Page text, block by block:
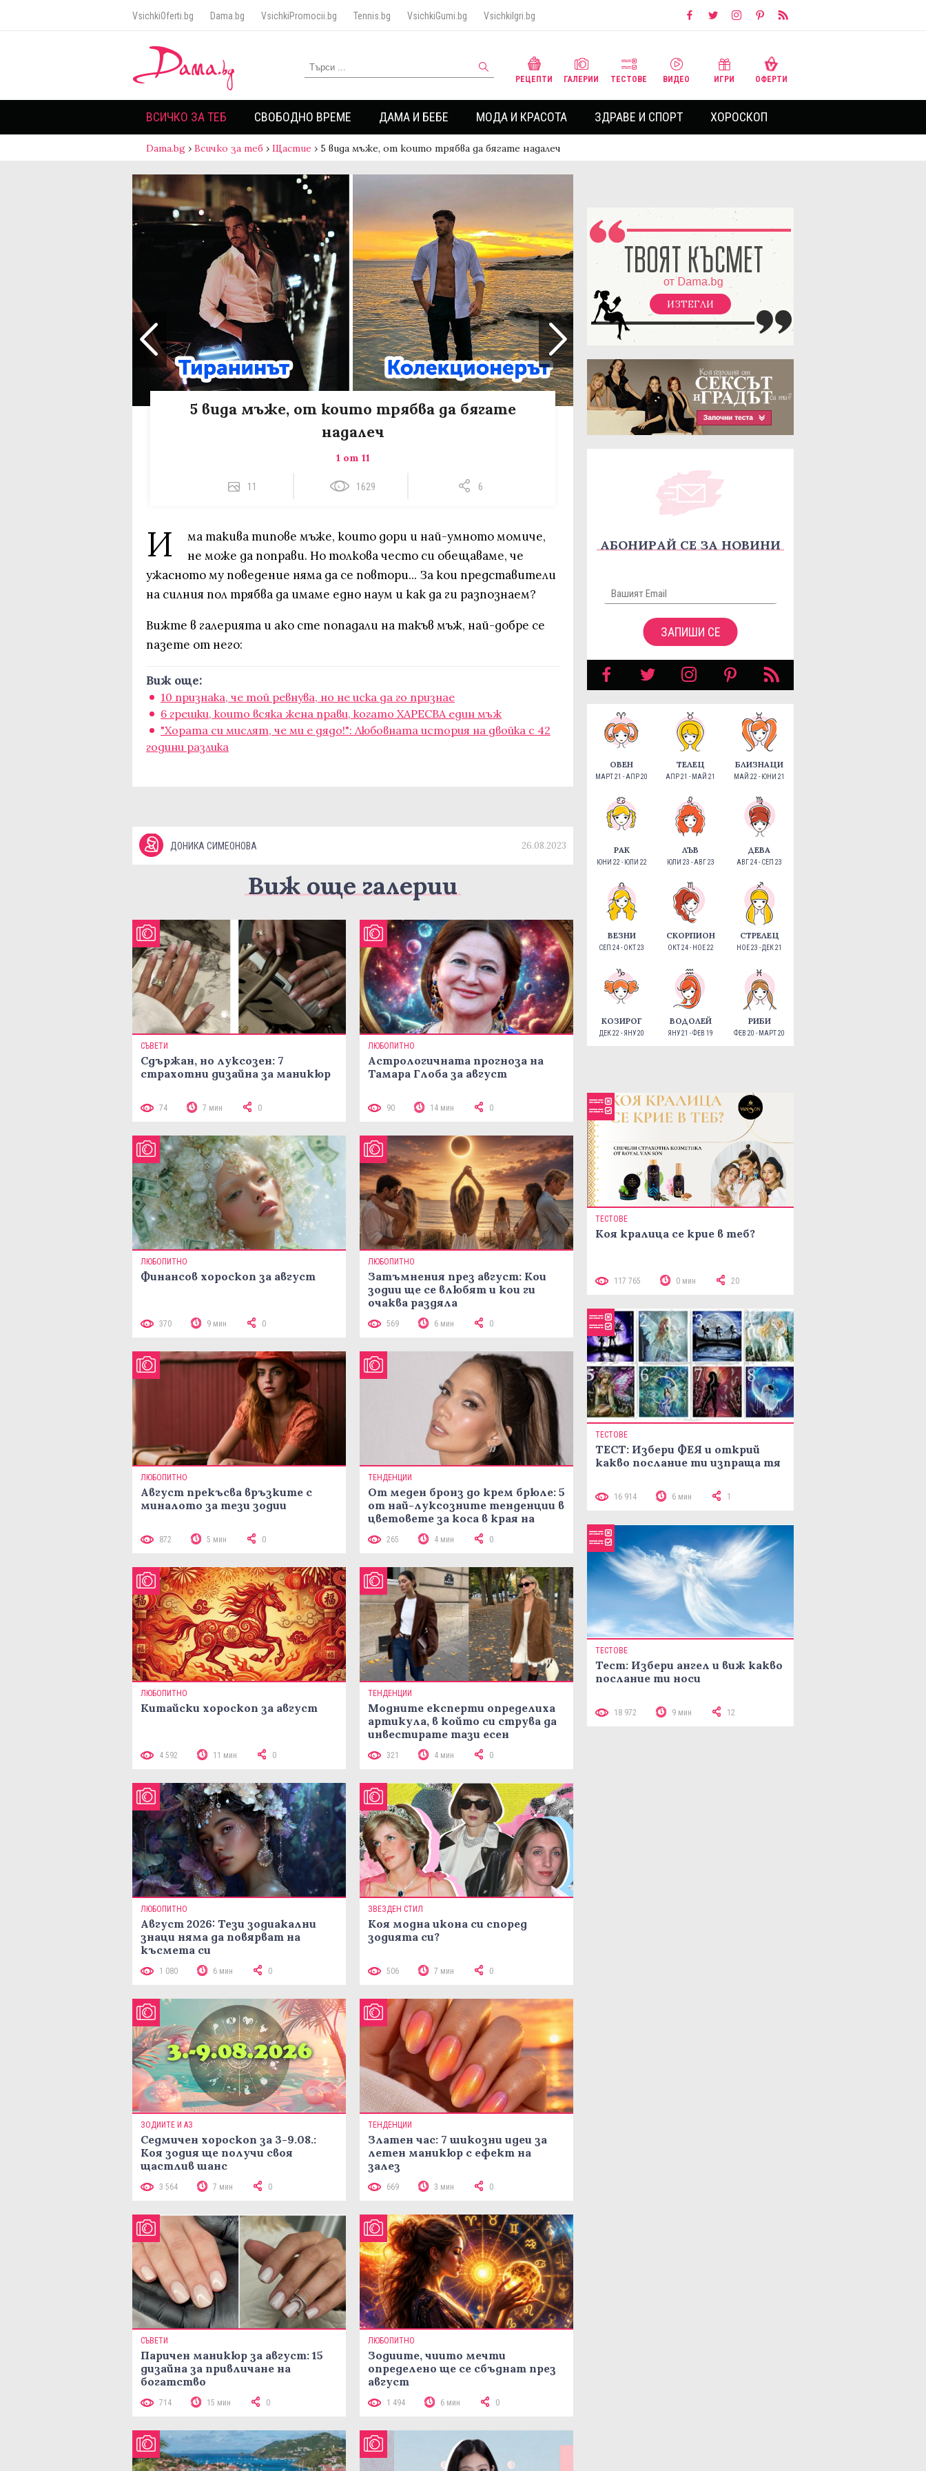
VsichkiOferti.bg Dama.bg VsichkiPromocii.bg Tennis.bg VsichkiGumi.bg VsichkiIgri.bg
РЕЦЕПТИ ГАЛЕРИИ ТЕСТОВЕ ВИДЕО ИГРИ ОФЕРТИ
ВСИЧКО ЗА ТЕБ СВОБОДНО ВРЕМЕ ДАМА И БЕБЕ МОДА И КРАСОТА ЗДРАВЕ И СПОРТ ХОРОСКОП
Dama.bg › Всичко за теб › Щастие › 5 вида мъже, от които трябва да бягате надалеч
5 вида мъже, от които трябва да бягате
надалеч
1 от 11
11 1629 6
И
ма такива типове мъже, които дори и най-умното момиче,
не може да поправи. Но толкова често си обещаваме, че
ужасното му поведение няма да се повтори... За кои представители
на силния пол трябва да имаме едно наум и как да ги разпознаем?
Вижте в галерията и ако сте попадали на такъв мъж, най-добре се
пазете от него:
Виж още:
10 признака, че той ревнува, но не иска да го признае
6 грешки, които всяка жена прави, когато ХАРЕСВА един мъж
"Хората си мислят, че ми е дядо!": Любовната история на двойка с 42
години разлика
ДОНИКА СИМЕОНОВА 26.08.2023
Виж още галерии
СЪВЕТИ
Сдържан, но луксозен: 7
страхотни дизайна за маникюр
74 7 мин 0
ЛЮБОПИТНО
Астрологичната прогноза на
Тамара Глоба за август
90 14 мин 0
ЛЮБОПИТНО
Финансов хороскоп за август
370 9 мин 0
ЛЮБОПИТНО
Затъмнения през август: Кои
зодии ще се влюбят и кои ги
очаква раздяла
569 6 мин 0
ЛЮБОПИТНО
Август прекъсва връзките с
миналото за тези зодии
872 5 мин 0
ТЕНДЕНЦИИ
От меден бронз до крем брюле: 5
от най-луксозните тенденции в
цветовете за коса в края на
265 4 мин 0
ЛЮБОПИТНО
Китайски хороскоп за август
4 592 11 мин 0
ТЕНДЕНЦИИ
Модните експерти определиха
артикула, в който си струва да
инвестирате тази есен
321 4 мин 0
ЛЮБОПИТНО
Август 2026: Тези зодиакални
знаци няма да повярват на
късмета си
1 080 6 мин 0
ЗВЕЗДЕН СТИЛ
Коя модна икона си според
зодията си?
506 7 мин 0
ЗОДИИТЕ И АЗ
Седмичен хороскоп за 3-9.08.:
Коя зодия ще получи своя
щастлив шанс
3 564 7 мин 0
ТЕНДЕНЦИИ
Златен час: 7 шикозни идеи за
летен маникюр с ефект на
залез
669 3 мин 0
СЪВЕТИ
Паричен маникюр за август: 15
дизайна за привличане на
богатство
714 15 мин 0
ЛЮБОПИТНО
Зодиите, чиито мечти
определено ще се сбъднат през
август
1 494 6 мин 0
ИЗТЕГЛИ
АБОНИРАЙ СЕ ЗА НОВИНИ
ЗАПИШИ СЕ
ОВЕН
МАРТ 21 - АПР 20
ТЕЛЕЦ
АПР 21 - МАЙ 21
БЛИЗНАЦИ
МАЙ 22 - ЮНИ 21
РАК
ЮНИ 22 - ЮЛИ 22
ЛЪВ
ЮЛИ 23 - АВГ 23
ДЕВА
АВГ 24 - СЕП 23
ВЕЗНИ
СЕП 24 - ОКТ 23
СКОРПИОН
ОКТ 24 - НОЕ 22
СТРЕЛЕЦ
НОЕ 23 - ДЕК 21
КОЗИРОГ
ДЕК 22 - ЯНУ 20
ВОДОЛЕЙ
ЯНУ 21 - ФЕВ 19
РИБИ
ФЕВ 20 - МАРТ 20
ТЕСТОВЕ
Коя кралица се крие в теб?
117 765 0 мин 20
ТЕСТОВЕ
ТЕСТ: Избери ФЕЯ и открий
какво послание ти изпраща тя
16 914 6 мин 1
ТЕСТОВЕ
Тест: Избери ангел и виж какво
послание ти носи
18 972 9 мин 12